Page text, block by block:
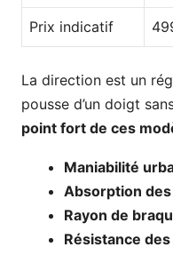
Prix indicatif
La direction est un
pousse d’un doigt
point fort de ces
Maniabilité
Absorption
Rayon de
Résistance